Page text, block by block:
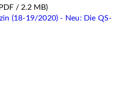
/ 2.2 MB)
(18-19/2020) - Neu: Die QS-